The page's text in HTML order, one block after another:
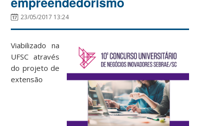
23/05/2017 13:24
Viabilizado na
UFSC através
do projeto de
extensão